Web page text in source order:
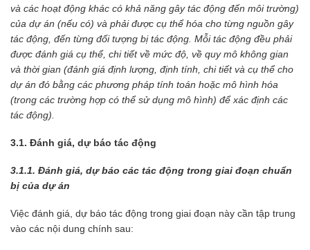
và các hoạt động khác có khả năng gây tác động đến môi trường)
của dự án (nếu có) và phải được cụ thể hóa cho từng nguồn gây
tác động, đến từng đối tượng bị tác động. Mỗi tác động đều phải
được đánh giá cụ thể, chi tiết về mức độ, về quy mô không gian
và thời gian (đánh giá định lượng, định tính, chi tiết và cụ thể cho
dự án đó bằng các phương pháp tính toán hoặc mô hình hóa
(trong các trường hợp có thể sử dụng mô hình) để xác định các
tác động).
3.1. Đánh giá, dự báo tác động
3.1.1. Đánh giá, dự báo các tác động trong giai đoạn chuẩn
bị của dự án
Việc đánh giá, dự báo tác động trong giai đoạn này cần tập trung
vào các nội dung chính sau: